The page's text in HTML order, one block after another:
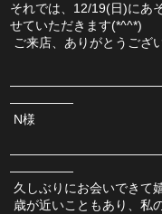
それでは、12/19(日)にあ
せていただきます(*^^*)
ご来店、ありがとうござ
―――――
N様
―――――
久しぶりにお会いできて
歳が近いこともあり、私